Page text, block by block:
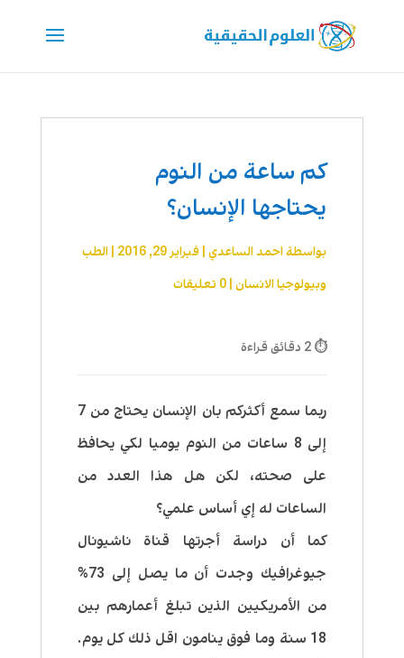
كم ساعة من النوم
يحتاجها الإنسان؟
بواسطةاحمد الساعدي| فبراير 29, 2016
الطب
وبيولوجيا الانسان| 0 تعليقات
⏱ 2 دقائق قراءة
ربما سمع أكثركم بان الإنسان يحتاج من 7
إلى 8 ساعات من النوم يوميا لكي يحافظ
على صحته، لكن هل هذا العدد من
الساعات له إي أساس علمي؟
كما أن دراسة أجرتها قناة ناشيونال
جيوغرافيك وجدت أن ما يصل إلى 73%
من الأمريكيين الذين تبلغ أعمارهم بين
18 سنة وما فوق ينامون اقل ذلك كل يوم.